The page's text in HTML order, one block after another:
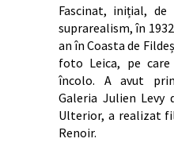
Fascinat, inițial,
suprarealism, în
an în Coasta de
foto Leica, pe
încolo. A avut
Galeria Julien Levy
Ulterior, a realizat
Renoir.